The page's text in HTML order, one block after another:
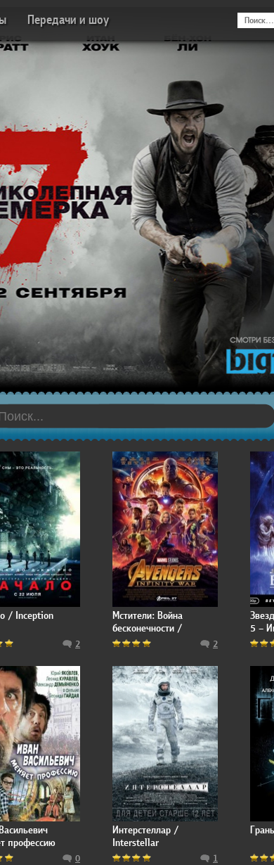
Передачи и шоу
/ Inception
2
Мстители: Война
бесконечности /
Avengers: Infinity War
2
5 –
профессию
0
Интерстеллар /
Interstellar
1